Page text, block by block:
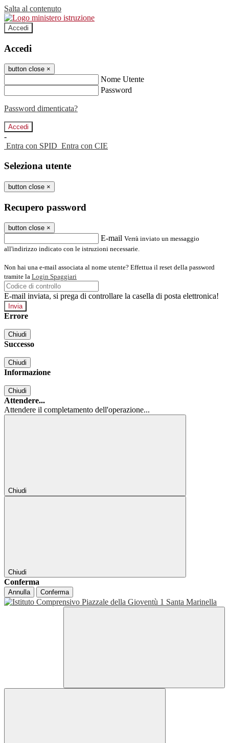
Salta al contenuto
Accedi
Accedi
button close ×
Nome Utente
Password
Password dimenticata?
-
Entra con SPID Entra con CIE
Seleziona utente
button close ×
Recupero password
button close ×
E-mail Verrà inviato un messaggio
all'indirizzo indicato con le istruzioni necessarie.
Non hai una e-mail associata al nome utente? Effettua il reset della password
tramite la Login Spaggiari
E-mail inviata, si prega di controllare la casella di posta elettronica!
Errore
Chiudi
Successo
Chiudi
Informazione
Chiudi
Attendere...
Attendere il completamento dell'operazione...
Chiudi
Chiudi
Conferma
Annulla Conferma